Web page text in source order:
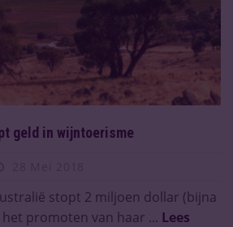
geld in wijntoerisme
stopt 2 miljoen dollar (bijna
promoten van haar ... Lees